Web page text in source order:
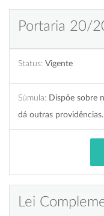
Portaria 20/
Status: Vigente
Súmula: Dispõe sobre
dá outras providências.
Lei